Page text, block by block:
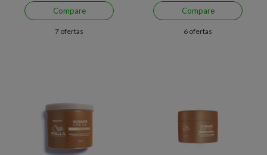
Compare
7 ofertas
Compare
6 ofertas